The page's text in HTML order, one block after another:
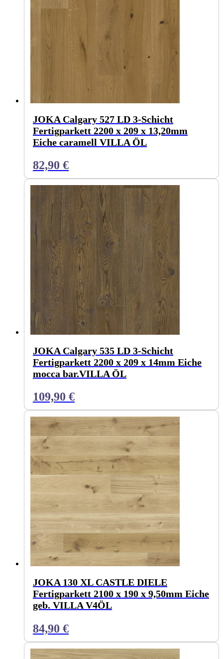
JOKA Calgary 527 LD 3-Schicht
Fertigparkett 2200 x 209 x 13,20mm
Eiche caramell VILLA ÖL
82,90 €
JOKA Calgary 535 LD 3-Schicht
Fertigparkett 2200 x 209 x 14mm Eiche
mocca bar.VILLA ÖL
109,90 €
JOKA 130 XL CASTLE DIELE
Fertigparkett 2100 x 190 x 9,50mm Eiche
geb. VILLA V4ÖL
84,90 €